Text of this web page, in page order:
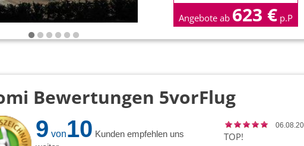
Angebote ab 623 € p.P
Bewertungen 5vorFlug
9 von10 Kunden empfehlen uns
TOP!